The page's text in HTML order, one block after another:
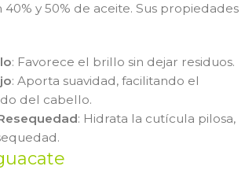
y 50% de aceite. Sus propiedades
: Favorece el brillo sin dejar residuos.
: Aporta suavidad, facilitando el
del cabello.
: Hidrata la cutícula pilosa,